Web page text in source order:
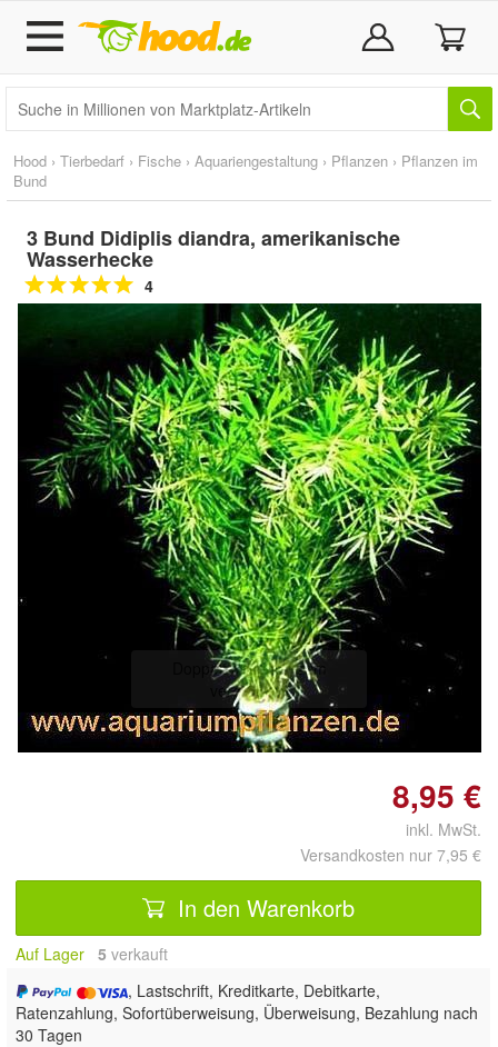
Hood › Tierbedarf › Fische › Aquariengestaltung › Pflanzen › Pflanzen im
Bund
3 Bund Didiplis diandra, amerikanische
Wasserhecke
4
Doppelt antippen zum
vergrößern
8,95 €
inkl. MwSt.
Versandkosten nur 7,95 €
In den Warenkorb
Auf Lager 5 verkauft
, Lastschrift, Kreditkarte, Debitkarte,
Ratenzahlung, Sofortüberweisung, Überweisung, Bezahlung nach
30 Tagen